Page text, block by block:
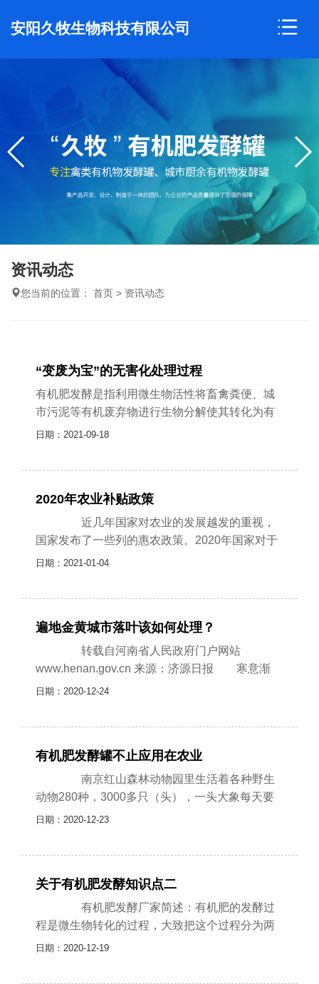
安阳久牧生物科技有限公司
资讯动态
您当前的位置： 首页 > 资讯动态
“变废为宝”的无害化处理过程
有机肥发酵是指利用微生物活性将畜禽粪便、城
市污泥等有机废弃物进行生物分解使其转化为有
机肥从而实现“变废为宝”的无害化处理过程。生产
日期：2021-09-18
2020年农业补贴政策
近几年国家对农业的发展越发的重视，
国家发布了一些列的惠农政策。2020年国家对于
农业的补贴主要针对以下九类人群，让我们一起
日期：2021-01-04
遍地金黄城市落叶该如何处理？
转载自河南省人民政府门户网站
www.henan.gov.cn 来源：济源日报 寒意渐
浓，落叶随风飞舞，成为这个时节一道独特的风
日期：2020-12-24
有机肥发酵罐不止应用在农业
南京红山森林动物园里生活着各种野生
动物280种，3000多只（头），一头大象每天要
拉8-10次，每个粪球3斤左右，一次要拉8颗粪
日期：2020-12-23
关于有机肥发酵知识点二
有机肥发酵厂家简述：有机肥的发酵过
程是微生物转化的过程，大致把这个过程分为两
个，一是有机质的矿质化过程，二是有机质的腐
日期：2020-12-19